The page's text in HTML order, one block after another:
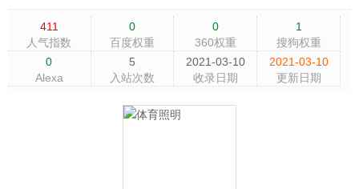
411
人气指数
0
百度权重
0
360权重
1
搜狗权重
0
Alexa
5
入站次数
2021-03-10
收录日期
2021-03-10
更新日期